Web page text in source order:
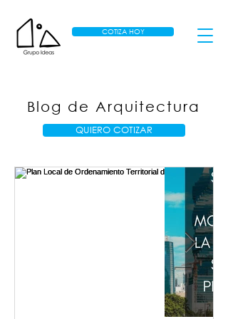
COTIZA HOY
Blog de Arquitectura
QUIERO COTIZAR